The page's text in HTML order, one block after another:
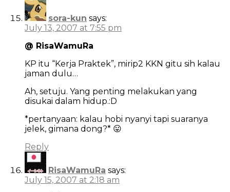
sora-kun says:
July 13, 2007 at 7:55 pm
@ RisaWamuRa
KP itu “Kerja Praktek”, mirip2 KKN gitu sih kalau
jaman dulu…
Ah, setuju. Yang penting melakukan yang
disukai dalam hidup.:D
*pertanyaan: kalau hobi nyanyi tapi suaranya
jelek, gimana dong?* 😛
Reply
RisaWamuRa says:
July 15, 2007 at 2:18 am